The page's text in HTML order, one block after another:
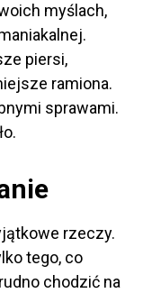
myślach,
piersi,
ramiona.
sprawami.
rzeczy.
tego, co
chodzić na